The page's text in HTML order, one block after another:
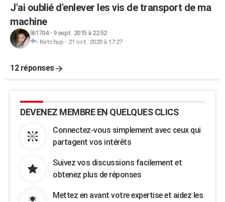
J'ai oublié d'enlever les vis de transport de ma
machine
lili1704- 9 sept. 2015 à 22:52
Ketchup - 21 oct. 2020 à 17:27
12 réponses
DEVENEZ MEMBRE EN QUELQUES CLICS
Connectez-vous simplement avec ceux qui
partagent vos intérêts
Suivez vos discussions facilement et
obtenez plus de réponses
Mettez en avant votre expertise et aidez les